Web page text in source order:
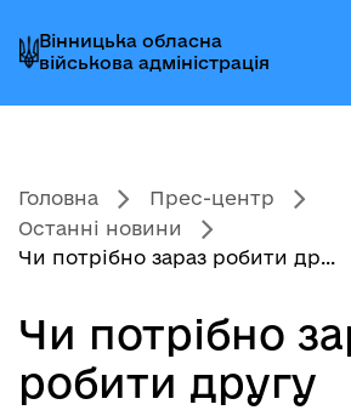
до
головного
меню
до
головного
вмісту
до
головного
колонтитула
Вінницька обласна
військова адміністрація
Головна
Прес-центр
Останні новини
Чи потрібно зараз робити др...
Чи потрібно
робити другу